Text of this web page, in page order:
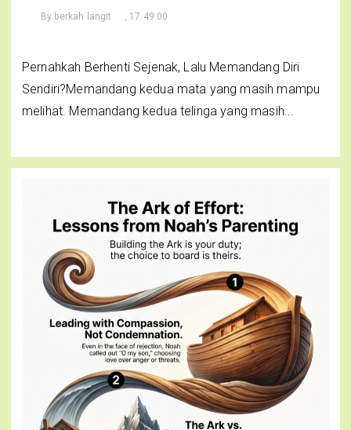
By berkah langit , 17.49.00
Pernahkah Berhenti Sejenak, Lalu Memandang Diri
Sendiri?Memandang kedua mata yang masih mampu
melihat. Memandang kedua telinga yang masih...